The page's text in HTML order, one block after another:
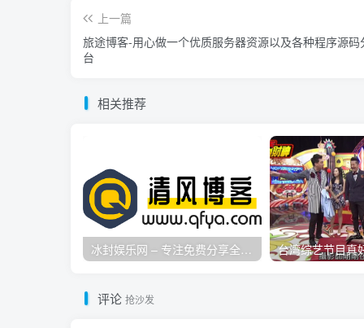
上一篇
旅途博客-用心做一个优质服务器资源以及各种程序源码
台
相关推荐
冰封娱乐网 – 专注免费分享全网优质资源,活动线报,实用软件,技术教程等内容标签
评论 抢沙发